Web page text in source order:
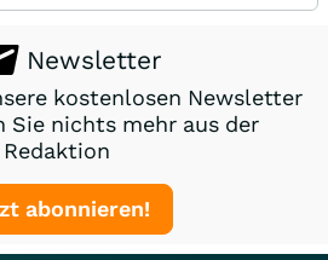
Newsletter
kostenlosen Newsletter
Sie nichts mehr aus der
Redaktion
abonnieren!